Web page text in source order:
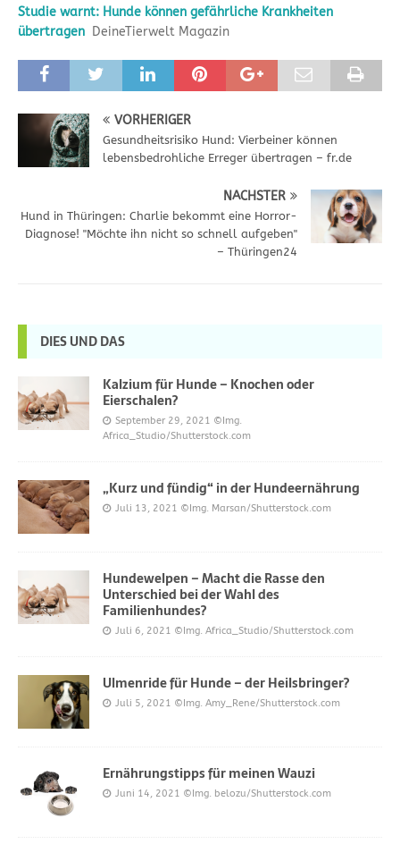
Studie warnt: Hunde können gefährliche Krankheiten
übertragen DeineTierwelt Magazin
VORHERIGER
Gesundheitsrisiko Hund: Vierbeiner können
lebensbedrohliche Erreger übertragen – fr.de
NÄCHSTER
Hund in Thüringen: Charlie bekommt eine Horror-
Diagnose! "Möchte ihn nicht so schnell aufgeben"
– Thüringen24
DIES UND DAS
Kalzium für Hunde – Knochen oder
Eierschalen?
September 29, 2021 ©Img.
Africa_Studio/Shutterstock.com
„Kurz und fündig“ in der Hundeernährung
Juli 13, 2021 ©Img. Marsan/Shutterstock.com
Hundewelpen – Macht die Rasse den
Unterschied bei der Wahl des
Familienhundes?
Juli 6, 2021 ©Img. Africa_Studio/Shutterstock.com
Ulmenride für Hunde – der Heilsbringer?
Juli 5, 2021 ©Img. Amy_Rene/Shutterstock.com
Ernährungstipps für meinen Wauzi
Juni 14, 2021 ©Img. belozu/Shutterstock.com